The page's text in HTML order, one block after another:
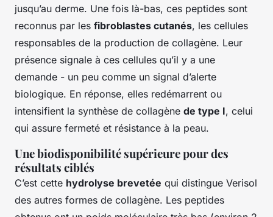
jusqu’au derme. Une fois là-bas, ces peptides sont
reconnus par les fibroblastes cutanés, les cellules
responsables de la production de collagène. Leur
présence signale à ces cellules qu’il y a une
demande - un peu comme un signal d’alerte
biologique. En réponse, elles redémarrent ou
intensifient la synthèse de collagène de type I, celui
qui assure fermeté et résistance à la peau.
Une biodisponibilité supérieure pour des
résultats ciblés
C’est cette hydrolyse brevetée qui distingue Verisol
des autres formes de collagène. Les peptides